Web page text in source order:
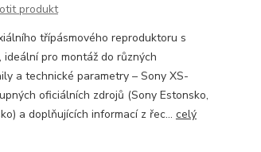
produkt
třípásmového reproduktoru s
pro montáž do různých
a technické parametry – Sony XS-
oficiálních zdrojů (Sony Estonsko,
a doplňujících informací z řec... celý